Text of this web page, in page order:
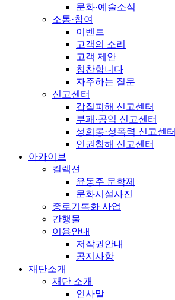
문화·예술소식
소통·참여
이벤트
고객의 소리
고객 제안
칭찬합니다
자주하는 질문
신고센터
갑질피해 신고센터
부패·공익 신고센터
성희롱·성폭력 신고센터
인권침해 신고센터
아카이브
컬렉션
윤동주 문학제
문화시설사진
종로기록화 사업
간행물
이용안내
저작권안내
공지사항
재단소개
재단 소개
인사말